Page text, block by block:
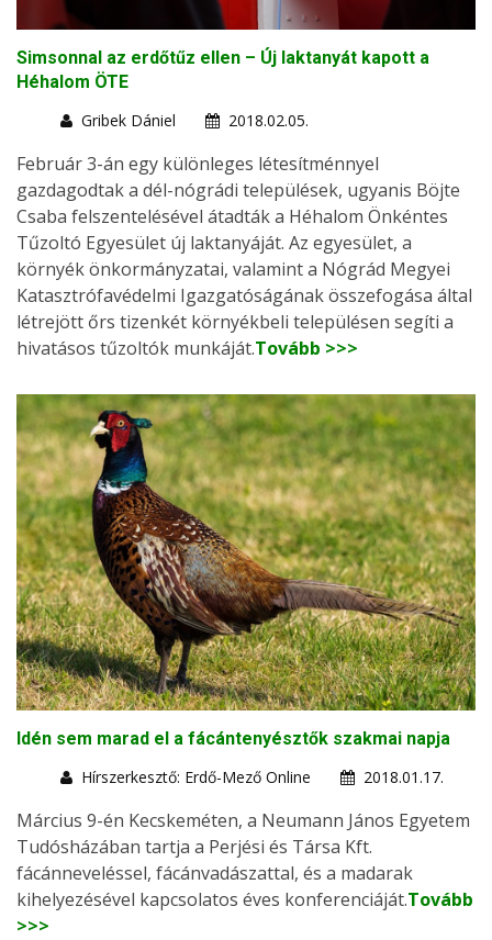
Simsonnal az erdőtűz ellen – Új laktanyát kapott a
Héhalom ÖTE
Gribek Dániel
2018.02.05.
Február 3-án egy különleges létesítménnyel
gazdagodtak a dél-nógrádi települések, ugyanis Böjte
Csaba felszentelésével átadták a Héhalom Önkéntes
Tűzoltó Egyesület új laktanyáját. Az egyesület, a
környék önkormányzatai, valamint a Nógrád Megyei
Katasztrófavédelmi Igazgatóságának összefogása által
létrejött őrs tizenkét környékbeli településen segíti a
hivatásos tűzoltók munkáját.Tovább >>>
Idén sem marad el a fácántenyésztők szakmai napja
Hírszerkesztő: Erdő-Mező Online
2018.01.17.
Március 9-én Kecskeméten, a Neumann János Egyetem
Tudósházában tartja a Perjési és Társa Kft.
fácánneveléssel, fácánvadászattal, és a madarak
kihelyezésével kapcsolatos éves konferenciáját.Tovább
>>>